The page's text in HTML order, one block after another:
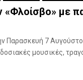
«Φλοίσβο» με
Παρασκευή 7
μουσικές,